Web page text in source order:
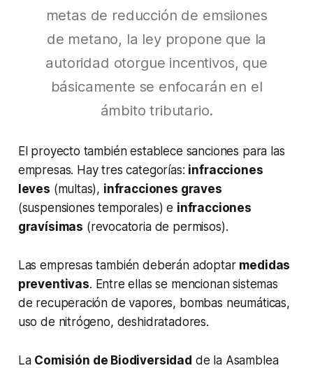
metas de reducción de emsiiones
de metano, la ley propone que la
autoridad otorgue incentivos, que
básicamente se enfocarán en el
ámbito tributario.
El proyecto también establece sanciones para las
empresas. Hay tres categorías: infracciones
leves (multas), infracciones graves
(suspensiones temporales) e infracciones
gravísimas (revocatoria de permisos).
Las empresas también deberán adoptar medidas
preventivas. Entre ellas se mencionan sistemas
de recuperación de vapores, bombas neumáticas,
uso de nitrógeno, deshidratadores.
La Comisión de Biodiversidad de la Asamblea